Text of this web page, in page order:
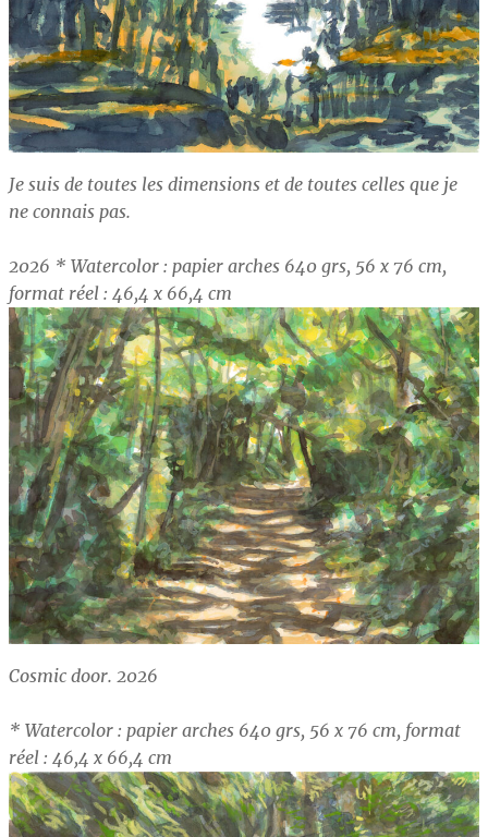
Je suis de toutes les dimensions et de toutes celles que je
ne connais pas.
2026 * Watercolor : papier arches 640 grs, 56 x 76 cm,
format réel : 46,4 x 66,4 cm
Cosmic door. 2026
* Watercolor : papier arches 640 grs, 56 x 76 cm, format
réel : 46,4 x 66,4 cm